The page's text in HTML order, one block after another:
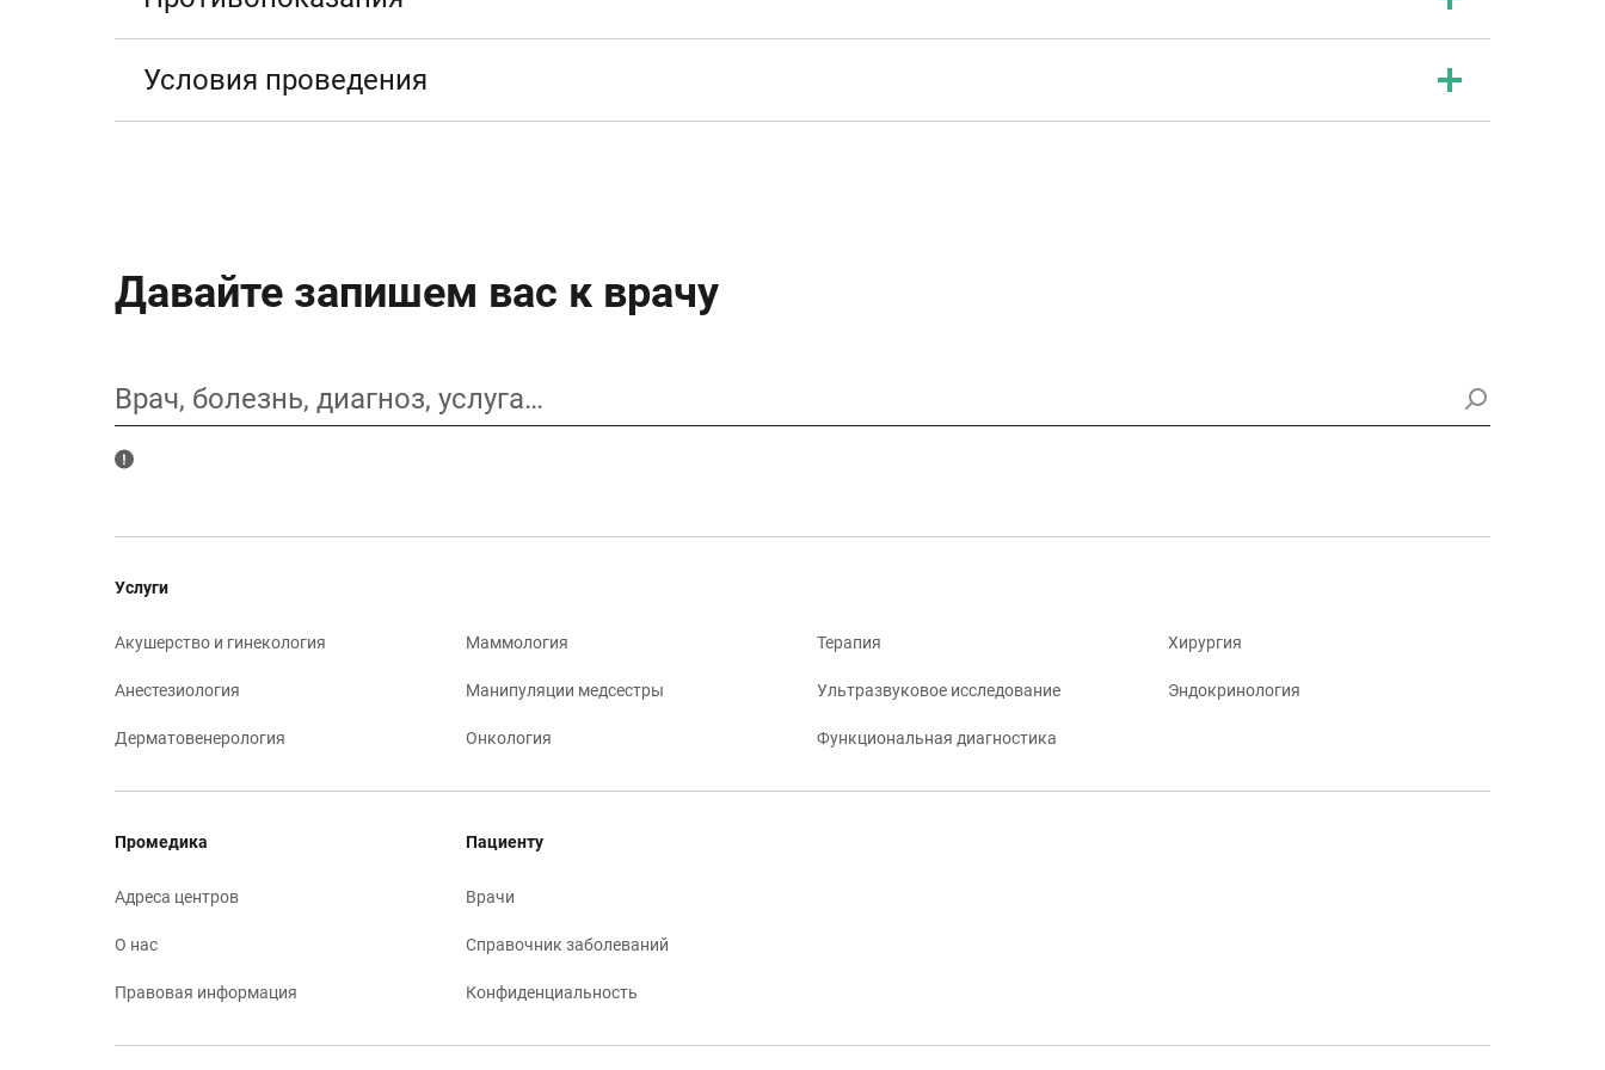
Условия проведения
Давайте запишем вас к врачу
Врач, болезнь, диагноз, услуга…
Услуги
Акушерство и гинекология
Анестезиология
Дерматовенерология
Маммология
Манипуляции медсестры
Онкология
Терапия
Ультразвуковое исследование
Функциональная диагностика
Хирургия
Эндокринология
Промедика
Адреса центров
О нас
Правовая информация
Пациенту
Врачи
Справочник заболеваний
Конфиденциальность